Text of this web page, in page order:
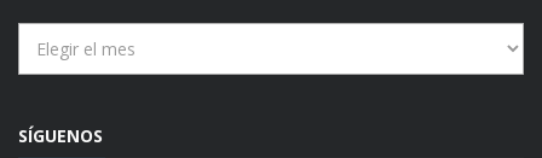
SÍGUENOS